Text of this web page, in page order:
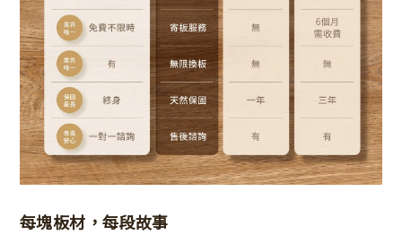
每塊板材，每段故事